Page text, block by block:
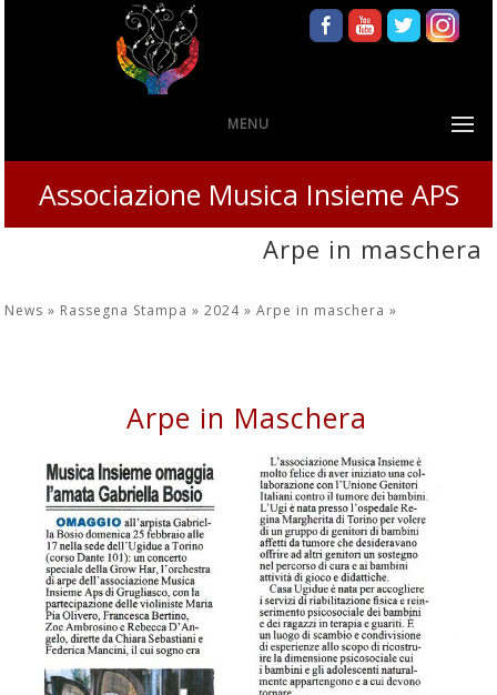
MENU
Associazione Musica Insieme APS
Arpe in maschera
News » Rassegna Stampa »2024 »Arpe in maschera»
Arpe in Maschera